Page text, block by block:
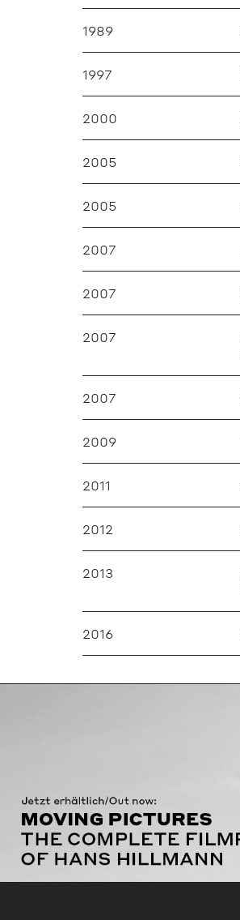
1989
1997
2000
2005
2005
2007
2007
2007
2007
2009
2011
2012
2013
2016